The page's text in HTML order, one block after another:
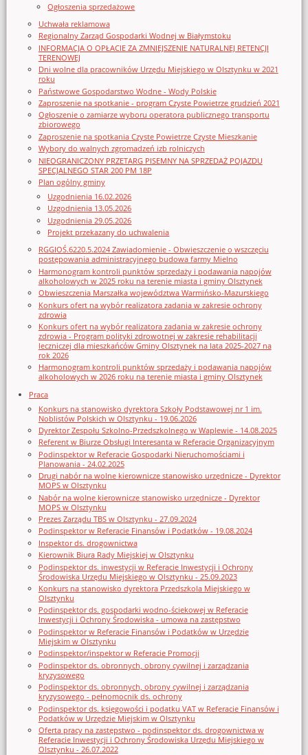
Ogłoszenia sprzedażowe
Uchwała reklamowa
Regionalny Zarząd Gospodarki Wodnej w Białymstoku
INFORMACJA O OPŁACIE ZA ZMNIEJSZENIE NATURALNEJ RETENCJI
TERENOWEJ
Dni wolne dla pracowników Urzędu Miejskiego w Olsztynku w 2021
roku
Państwowe Gospodarstwo Wodne - Wody Polskie
Zaproszenie na spotkanie - program Czyste Powietrze grudzień 2021
Ogłoszenie o zamiarze wyboru operatora publicznego transportu
zbiorowego
Zaproszenie na spotkania Czyste Powietrze Czyste Mieszkanie
Wybory do walnych zgromadzeń izb rolniczych
NIEOGRANICZONY PRZETARG PISEMNY NA SPRZEDAŻ POJAZDU
SPECJALNEGO STAR 200 PM 18P
Plan ogólny gminy
Uzgodnienia 16.02.2026
Uzgodnienia 13.05.2026
Uzgodnienia 29.05.2026
Projekt przekazany do uchwalenia
RGGIOŚ.6220.5.2024 Zawiadomienie - Obwieszczenie o wszczęciu
postępowania administracyjnego budowa farmy Mielno
Harmonogram kontroli punktów sprzedaży i podawania napojów
alkoholowych w 2025 roku na terenie miasta i gminy Olsztynek
Obwieszczenia Marszałka województwa Warmińsko-Mazurskiego
Konkurs ofert na wybór realizatora zadania w zakresie ochrony
zdrowia
Konkurs ofert na wybór realizatora zadania w zakresie ochrony
zdrowia - Program polityki zdrowotnej w zakresie rehabilitacji
leczniczej dla mieszkańców Gminy Olsztynek na lata 2025-2027 na
rok 2026
Harmonogram kontroli punktów sprzedaży i podawania napojów
alkoholowych w 2026 roku na terenie miasta i gminy Olsztynek
Praca
Konkurs na stanowisko dyrektora Szkoły Podstawowej nr 1 im.
Noblistów Polskich w Olsztynku - 19.06.2026
Dyrektor Zespołu Szkolno-Przedszkolnego w Waplewie - 14.08.2025
Referent w Biurze Obsługi Interesanta w Referacie Organizacyjnym
Podinspektor w Referacie Gospodarki Nieruchomościami i
Planowania - 24.02.2025
Drugi nabór na wolne kierownicze stanowisko urzędnicze - Dyrektor
MOPS w Olsztynku
Nabór na wolne kierownicze stanowisko urzędnicze - Dyrektor
MOPS w Olsztynku
Prezes Zarządu TBS w Olsztynku - 27.09.2024
Podinspektor w Referacie Finansów i Podatków - 19.08.2024
Inspektor ds. drogownictwa
Kierownik Biura Rady Miejskiej w Olsztynku
Podinspektor ds. inwestycji w Referacie Inwestycji i Ochrony
Środowiska Urzędu Miejskiego w Olsztynku - 25.09.2023
Konkurs na stanowisko dyrektora Przedszkola Miejskiego w
Olsztynku
Podinspektor ds. gospodarki wodno-ściekowej w Referacie
Inwestycji i Ochrony Środowiska - umowa na zastępstwo
Podinspektor w Referacie Finansów i Podatków w Urzędzie
Miejskim w Olsztynku
Podinspektor/inspektor w Referacie Promocji
Podinspektor ds. obronnych, obrony cywilnej i zarządzania
kryzysowego
Podinspektor ds. obronnych, obrony cywilnej i zarządzania
kryzysowego - pełnomocnik ds. ochrony
Podinspektor ds. księgowości i podatku VAT w Referacie Finansów i
Podatków w Urzędzie Miejskim w Olsztynku
Oferta pracy na zastępstwo - podinspektor ds. drogownictwa w
Referacie Inwestycji i Ochrony Środowiska Urzędu Miejskiego w
Olsztynku - 26.07.2022